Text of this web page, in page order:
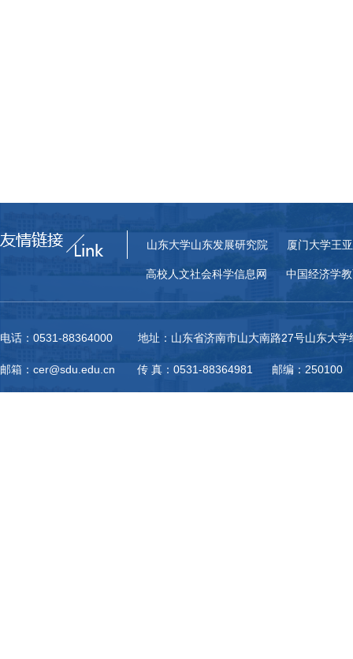
山东大学山东发展研究院 厦门大学王
高校人文社会科学信息网 中国经济学
电话：0531-88364000 地址：山东省济南市山大南路27号山东大学
邮箱：cer@sdu.edu.cn 传 真：0531-88364981 邮编：250100